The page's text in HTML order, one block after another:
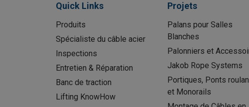
Quick Links
Produits
Spécialiste du câble acier
Inspections
Entretien & Réparation
Banc de traction
Lifting KnowHow
Projets
Palans pour Salles
Blanches
Palonniers et
Jakob Rope Systems
Portiques, Ponts
et Monorails